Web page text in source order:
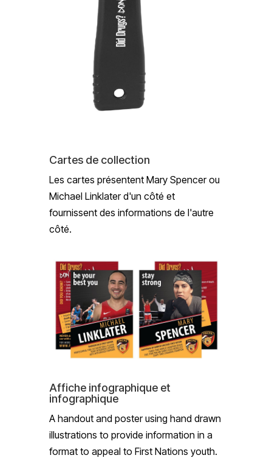
Cartes de collection
Les cartes présentent Mary Spencer ou
Michael Linklater d'un côté et
fournissent des informations de l'autre
côté.
Affiche infographique et
infographique
A handout and poster using hand drawn
illustrations to provide information in a
format to appeal to First Nations youth.